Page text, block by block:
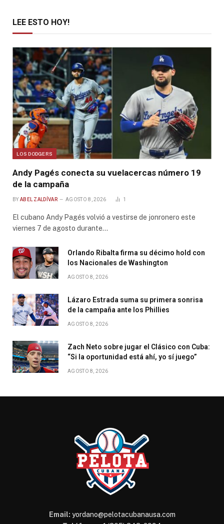
LEE ESTO HOY!
LOS DODGERS
Andy Pagés conecta su vuelacercas número 19
de la campaña
BY ABEL ZALDÍVAR AGOSTO 8, 2026 1
El cubano Andy Pagés volvió a vestirse de jonronero este
viernes 7 de agosto durante…
Orlando Ribalta firma su décimo hold con
los Nacionales de Washington
AGOSTO 8, 2026
Lázaro Estrada suma su primera sonrisa
de la campaña ante los Phillies
AGOSTO 8, 2026
Zach Neto sobre jugar el Clásico con Cuba:
“Si la oportunidad está ahí, yo sí juego”
AGOSTO 8, 2026
Email: yordano@pelotacubanausa.com